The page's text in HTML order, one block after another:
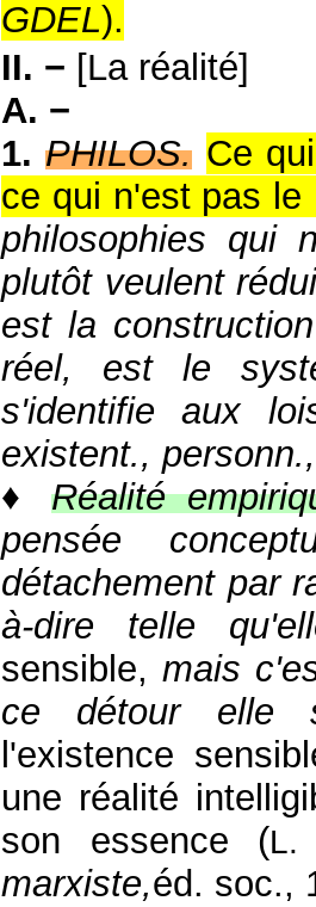
GDEL).
II. − [La réalité]
A. −
1. PHILOS. Ce
ce qui n'est pas le
philosophies qui
plutôt veulent
est la
réel, est le
s'identifie aux
existent., personn.,
♦ Réalité
pensée
détachement par
à-dire telle
sensible, mais
ce détour elle
l'existence
une réalité
son essence (L.
marxiste,éd. soc.,